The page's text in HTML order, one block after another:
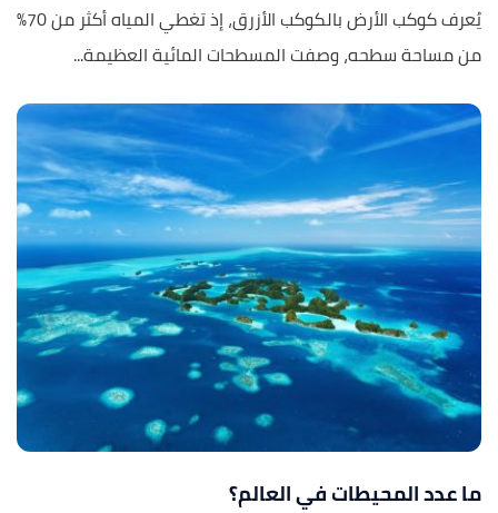
يُعرف كوكب الأرض بالكوكب الأزرق، إذ تغطي المياه أكثر من 70%
من مساحة سطحه، وصفت المسطحات المائية العظيمة...
ما عدد المحيطات في العالم؟